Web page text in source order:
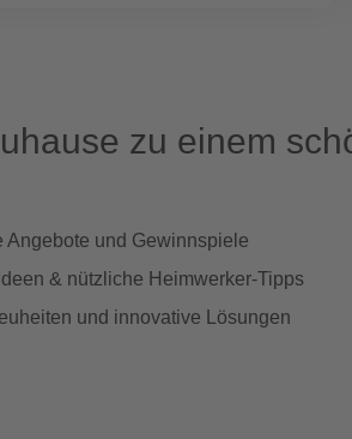
zu einem
Angebote und Gewinnspiele
& nützliche Heimwerker-Tipps
und innovative Lösungen